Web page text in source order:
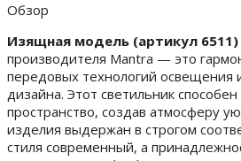
Обзор
Изящная модель (артикул 6511)
производителя Mantra — это
передовых технологий освещения
дизайна. Этот светильник
пространство, создав атмосферу
изделия выдержан в строгом
стиля современный, а